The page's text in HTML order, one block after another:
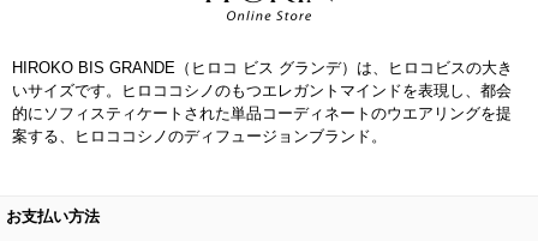
MK MICHEL KLEIN BAG
re:edition project 165
セットアップワンピース
その他のジャケット・スーツ
ノーカラーコート
ライダースジャケット
財布・名刺入れ・ケース
ハンカチ・バンダナ
ブローチ・コサージュ
その他のアクセサリー
クラッチバッグ
バックパック・リュック
ブーツ・ブーティー
フラットシューズ
オーキッド・胡蝶蘭
カサブランカ・カラー
HIROKO BIS GRANDE（ヒロコ ビス グランデ）は、ヒロコビスの大き
いサイズです。ヒロココシノのもつエレガントマインドを表現し、都会
的にソフィスティケートされた単品コーディネートのウエアリングを提
案する、ヒロココシノのディフュージョンブランド。
お支払い方法